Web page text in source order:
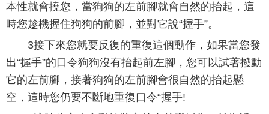
本性就會撓您，當狗狗的左前腳就會自然的抬起，這
時您趁機握住狗狗的前腳，並對它說“握手”。
3接下來您就要反復的重復這個動作，如果當您發
出“握手”的口令狗狗沒有抬起前左腳，您可以試著撥動
它的左前腳，接著狗狗的左前腳會很自然的抬起懸
空，這時您仍要不斷地重復口令“握手!